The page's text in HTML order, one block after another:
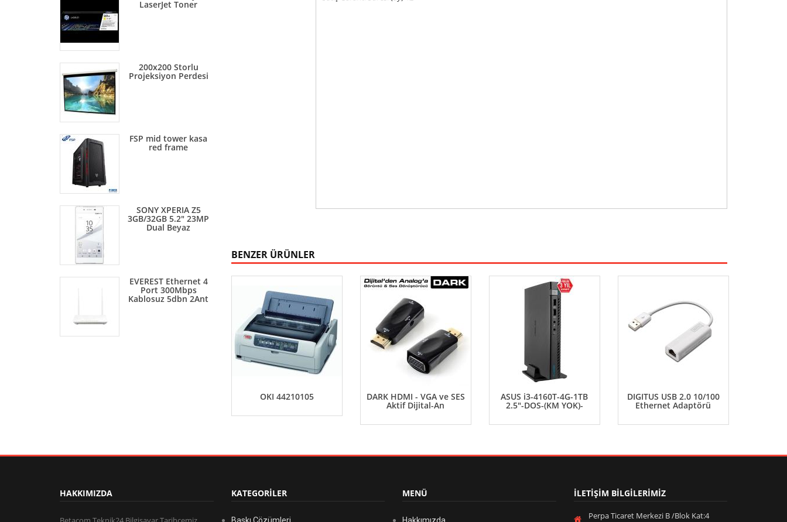
LaserJet Toner
200x200 Storlu
Projeksiyon Perdesi
FSP mid tower kasa
red frame
SONY XPERIA Z5
3GB/32GB 5.2" 23MP
Dual Beyaz
EVEREST Ethernet 4
Port 300Mbps
Kablosuz 5dbn 2Ant
BENZER ÜRÜNLER
OKI 44210105 DARK HDMI - VGA ve SES
Aktif Dijital-An
ASUS i3-4160T-4G-1TB
2.5"-DOS-(KM YOK)-
DIGITUS USB 2.0 10/100
Ethernet Adaptörü
HAKKIMIZDA KATEGORİLER MENÜ İLETİŞİM BİLGİLERİMİZ
Perpa Ticaret Merkezi B /Blok Kat:4